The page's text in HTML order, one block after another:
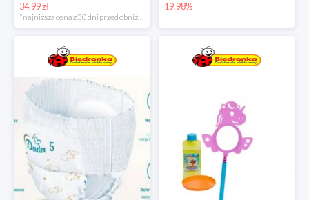
34.99 zł
*najniższa cena z 30 dni przed obniżką
19.98%